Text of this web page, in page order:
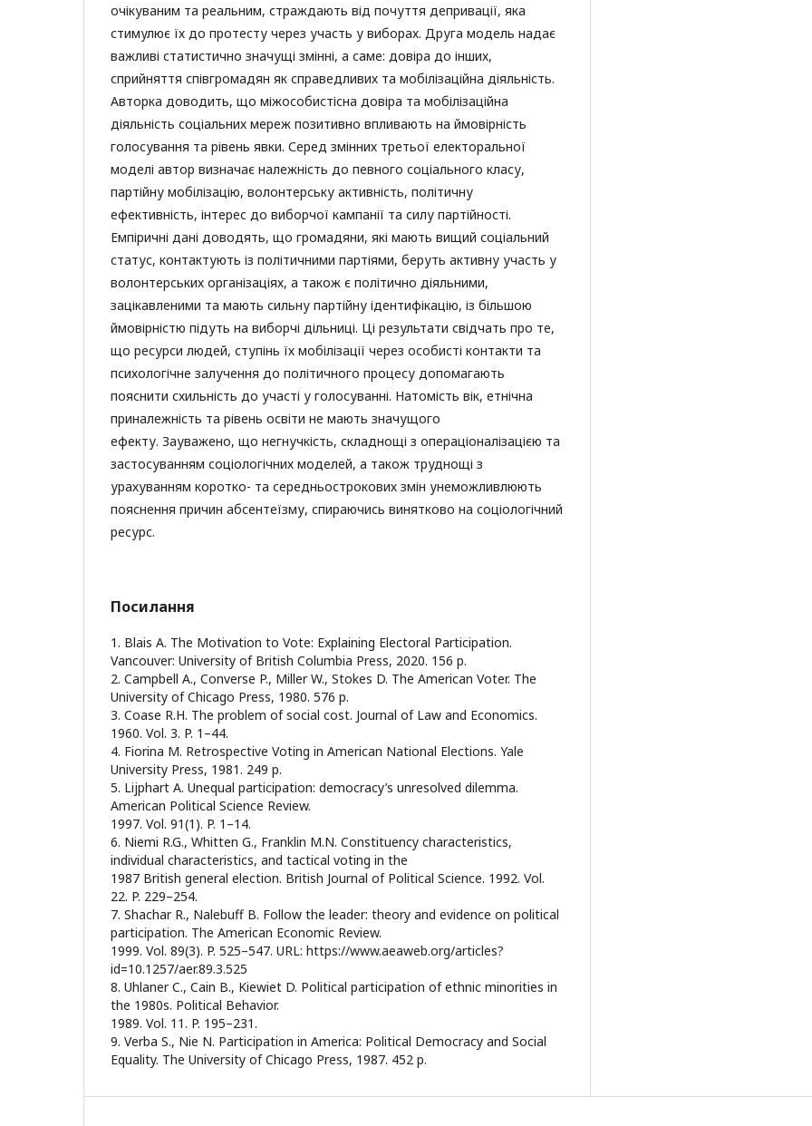
очікуваним та реальним, страждають від почуття депривації, яка
стимулює їх до протесту через участь у виборах. Друга модель надає
важливі статистично значущі змінні, а саме: довіра до інших,
сприйняття співгромадян як справедливих та мобілізаційна діяльність.
Авторка доводить, що міжособистісна довіра та мобілізаційна
діяльність соціальних мереж позитивно впливають на ймовірність
голосування та рівень явки. Серед змінних третьої електоральної
моделі автор визначає належність до певного соціального класу,
партійну мобілізацію, волонтерську активність, політичну
ефективність, інтерес до виборчої кампанії та силу партійності.
Емпіричні дані доводять, що громадяни, які мають вищий соціальний
статус, контактують із політичними партіями, беруть активну участь у
волонтерських організаціях, а також є політично діяльними,
зацікавленими та мають сильну партійну ідентифікацію, із більшою
ймовірністю підуть на виборчі дільниці. Ці результати свідчать про те,
що ресурси людей, ступінь їх мобілізації через особисті контакти та
психологічне залучення до політичного процесу допомагають
пояснити схильність до участі у голосуванні. Натомість вік, етнічна
приналежність та рівень освіти не мають значущого
ефекту. Зауважено, що негнучкість, складнощі з операціоналізацією та
застосуванням соціологічних моделей, а також труднощі з
урахуванням коротко- та середньострокових змін унеможливлюють
пояснення причин абсентеїзму, спираючись винятково на соціологічний
ресурс.
Посилання
1. Blais A. The Motivation to Vote: Explaining Electoral Participation.
Vancouver: University of British Columbia Press, 2020. 156 p.
2. Campbell A., Converse P., Miller W., Stokes D. The American Voter. The
University of Chicago Press, 1980. 576 p.
3. Coase R.H. The problem of social cost. Journal of Law and Economics.
1960. Vol. 3. P. 1–44.
4. Fiorina M. Retrospective Voting in American National Elections. Yale
University Press, 1981. 249 p.
5. Lijphart A. Unequal participation: democracy’s unresolved dilemma.
American Political Science Review.
1997. Vol. 91(1). P. 1–14.
6. Niemi R.G., Whitten G., Franklin M.N. Constituency characteristics,
individual characteristics, and tactical voting in the
1987 British general election. British Journal of Political Science. 1992. Vol.
22. P. 229–254.
7. Shachar R., Nalebuff B. Follow the leader: theory and evidence on political
participation. The American Economic Review.
1999. Vol. 89(3). P. 525–547. URL: https://www.aeaweb.org/articles?
id=10.1257/aer.89.3.525
8. Uhlaner C., Cain B., Kiewiet D. Political participation of ethnic minorities in
the 1980s. Political Behavior.
1989. Vol. 11. P. 195–231.
9. Verba S., Nie N. Participation in America: Political Democracy and Social
Equality. The University of Chicago Press, 1987. 452 p.